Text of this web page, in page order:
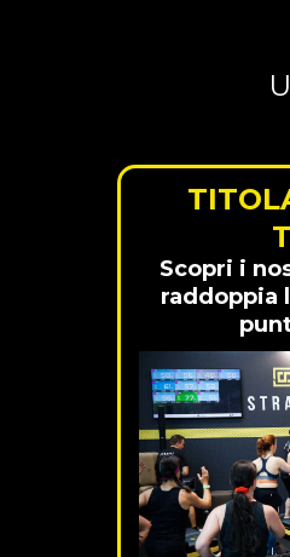
Scopri i
raddoppia